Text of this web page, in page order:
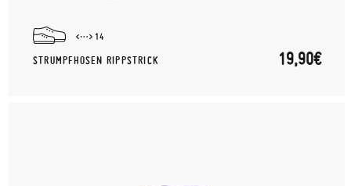
14
STRUMPFHOSEN RIPPSTRICK 19,90€